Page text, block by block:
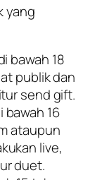
yang
bawah 18
publik dan
send gift.
16
ataupun
live,
duet.